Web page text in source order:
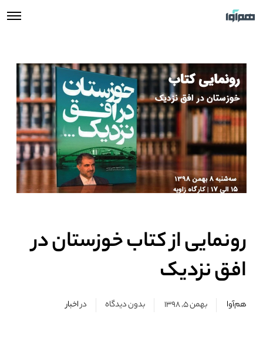
رونمایی از کتاب خوزستان در
افق نزدیک
هم‌آوا بهمن ۵, ۱۳۹۸ بدون دیدگاه دراخبار